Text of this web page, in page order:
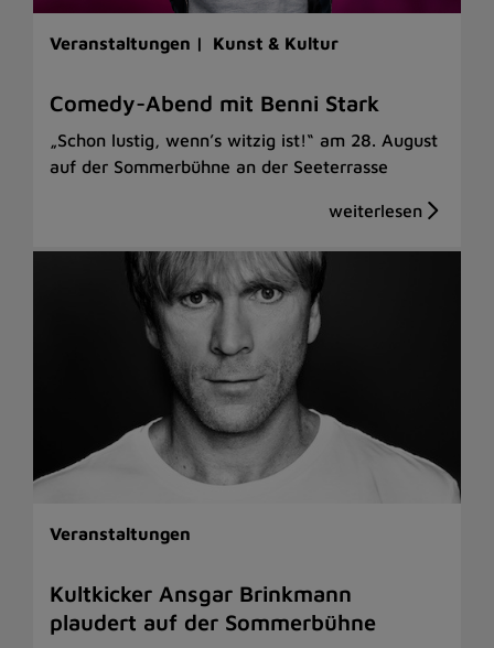
Veranstaltungen | Kunst & Kultur
Comedy-Abend mit Benni Stark
„Schon lustig, wenn’s witzig ist!“ am 28. August
auf der Sommerbühne an der Seeterrasse
Veranstaltungen
Kultkicker Ansgar Brinkmann
plaudert auf der Sommerbühne